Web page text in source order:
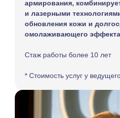
армирования,
и лазерными
обновления кожи и
омолаживающего
Стаж работы более 10 лет
* Стоимость услуг у